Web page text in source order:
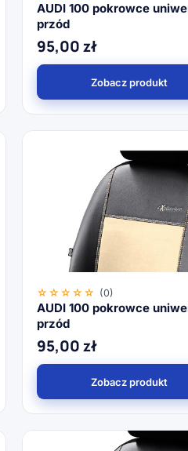
AUDI 100 pokrowce
przód
95,00zł
Zobacz produkt
☆☆☆☆☆ (0)
AUDI 100 pokrowce
przód
95,00zł
Zobacz produkt